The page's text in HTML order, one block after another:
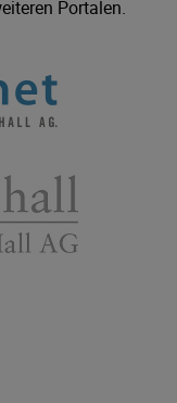
Portalen.